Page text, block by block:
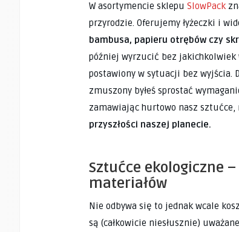
W asortymencie sklepu SlowPack
przyrodzie. Oferujemy łyżeczki i
bambusa, papieru otrębów czy
później wyrzucić bez jakichkolwiek
postawiony w sytuacji bez wyjścia.
zmuszony byłeś sprostać
zamawiając hurtowo nasz sztućce,
przyszłości naszej planecie.
Sztućce ekologiczne
materiałów
Nie odbywa się to jednak wcale
są (całkowicie niesłusznie)